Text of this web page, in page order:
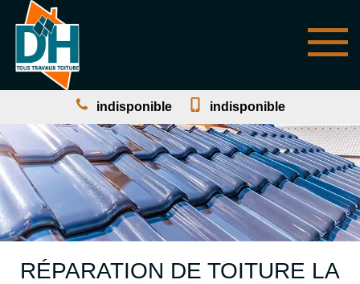
indisponible indisponible
RÉPARATION DE TOITURE LA